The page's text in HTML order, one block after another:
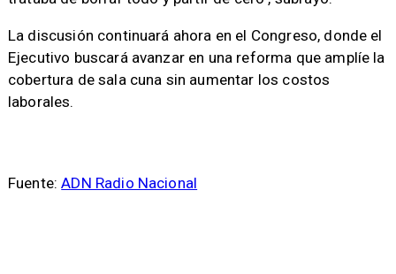
La discusión continuará ahora en el Congreso, donde el
Ejecutivo buscará avanzar en una reforma que amplíe la
cobertura de sala cuna sin aumentar los costos
laborales.
Fuente:ADN Radio Nacional